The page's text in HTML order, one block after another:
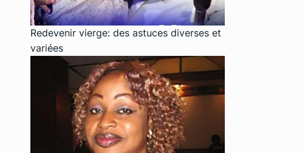
Redevenir vierge: des astuces diverses et
variées